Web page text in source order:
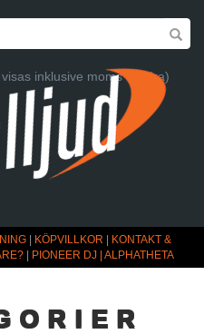
inklusive moms (Ändra)
KÖPVILLKOR
KONTAKT &
PIONEER DJ | ALPHATHETA